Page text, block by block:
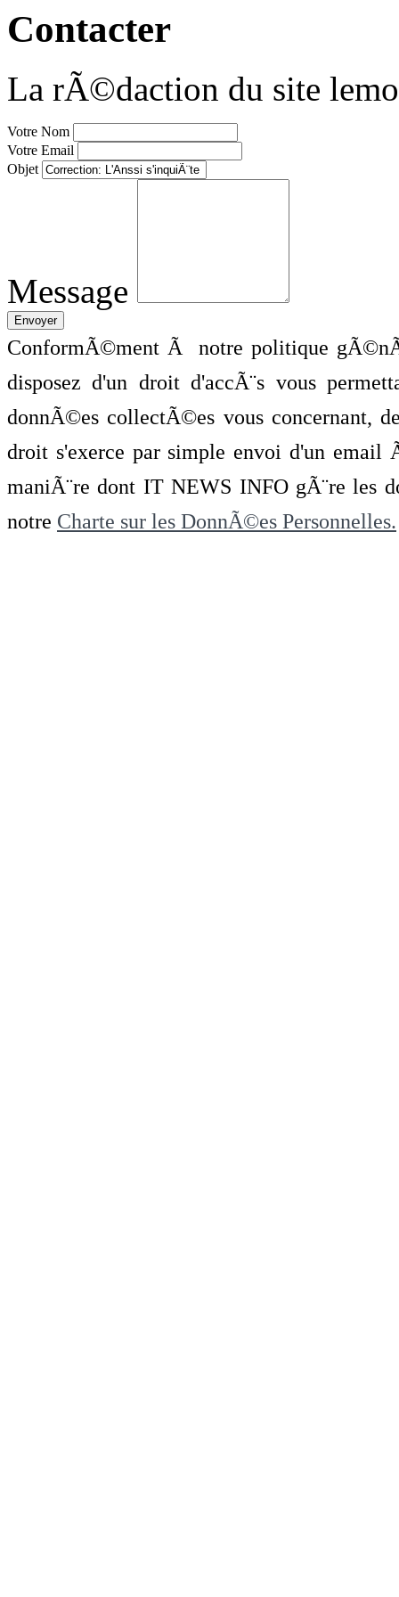
Contacter
La rÃ©daction du site
Votre Nom
Votre Email
Objet
Message
ConformÃ©ment Ã notre politique
disposez d'un droit d'accÃ¨s vous
donnÃ©es collectÃ©es vous concernant,
droit s'exerce par simple envoi d'un
maniÃ¨re dont IT NEWS INFO gÃ¨re les
notre Charte sur les DonnÃ©es Personnelles.